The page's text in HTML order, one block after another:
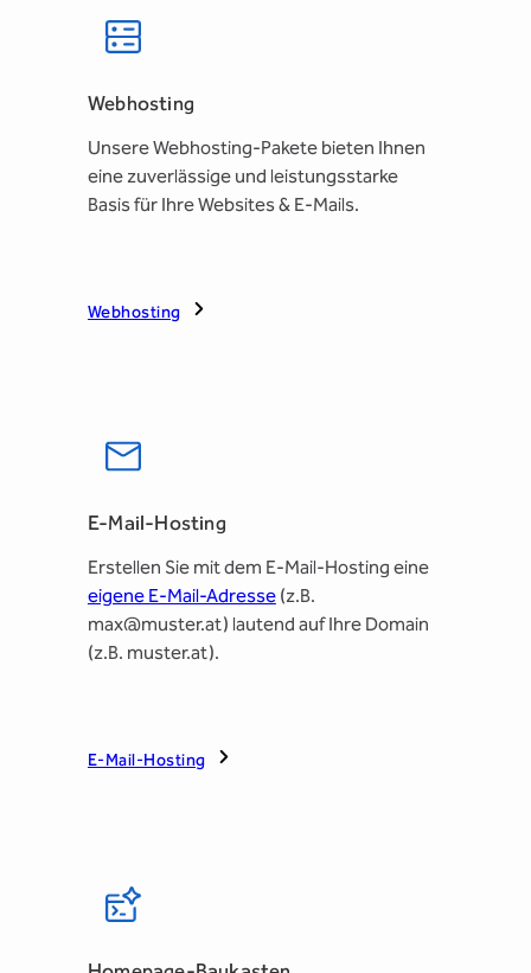
Webhosting
Unsere Webhosting-Pakete bieten Ihnen
eine zuverlässige und leistungsstarke
Basis für Ihre Websites & E-Mails.
Webhosting
E-Mail-Hosting
Erstellen Sie mit dem E-Mail-Hosting eine
eigene E-Mail-Adresse(z.B.
max@muster.at) lautend auf Ihre Domain
(z.B. muster.at).
E-Mail-Hosting